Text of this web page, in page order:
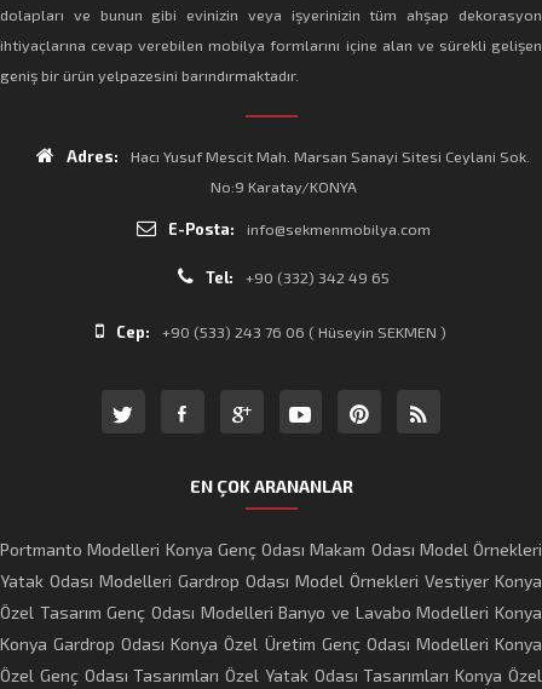
dolapları ve bunun gibi evinizin veya işyerinizin tüm ahşap dekorasyon
ihtiyaçlarına cevap verebilen mobilya formlarını içine alan ve sürekli gelişen
geniş bir ürün yelpazesini barındırmaktadır.
Adres:
Hacı Yusuf Mescit Mah. Marsan Sanayi Sitesi Ceylani Sok.
No:9 Karatay/KONYA
E-Posta: info@sekmenmobilya.com
Tel: +90 (332) 342 49 65
Cep: +90 (533) 243 76 06 ( Hüseyin SEKMEN )
EN ÇOK ARANANLAR
Portmanto Modelleri Konya Genç Odası Makam Odası Model Örnekleri
Yatak Odası Modelleri Gardrop Odası Model Örnekleri Vestiyer Konya
Özel Tasarım Genç Odası Modelleri Banyo ve Lavabo Modelleri Konya
Konya Gardrop Odası Konya Özel Üretim Genç Odası Modelleri Konya
Özel Genç Odası Tasarımları Özel Yatak Odası Tasarımları Konya Özel